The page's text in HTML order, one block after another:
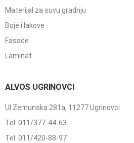
Materijal za suvu gradnju
Boje i lakove
Fasade
Laminat
ALVOS UGRINOVCI
Ul Zemunska 281a, 11277 Ugrinovci
Tel: 011/377-44-63
Tel: 011/420-88-97